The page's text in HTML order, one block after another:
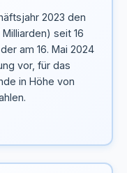
2023 den
seit 16
am 16. Mai 2024
vor, für das
in Höhe von